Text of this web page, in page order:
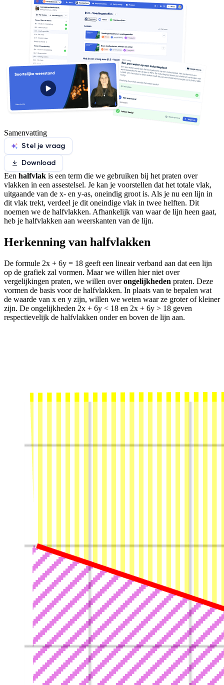
Samenvatting
Stel je vraag
Download
Een halfvlak is een term die we gebruiken bij het praten over
vlakken in een assestelsel. Je kan je voorstellen dat het totale vlak,
uitgaande van de x- en y-as, oneindig groot is. Als je nu een lijn in
dit vlak trekt, verdeel je dit oneindige vlak in twee helften. Dit
noemen we de halfvlakken. Afhankelijk van waar de lijn heen gaat,
heb je halfvlakken aan weerskanten van de lijn.
Herkenning van halfvlakken
De formule 2x + 6y = 18 geeft een lineair verband aan dat een lijn
op de grafiek zal vormen. Maar we willen hier niet over
vergelijkingen praten, we willen overongelijkheden praten. Deze
vormen de basis voor de halfvlakken. In plaats van te bepalen wat
de waarde van x en y zijn, willen we weten waar ze groter of kleiner
zijn. De ongelijkheden 2x + 6y < 18 en 2x + 6y > 18 geven
respectievelijk de halfvlakken onder en boven de lijn aan.